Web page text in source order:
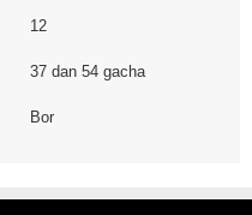
12
37 dan 54 gacha
Bor